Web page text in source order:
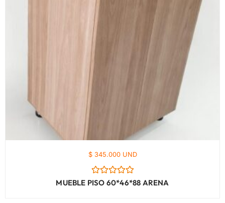
$ 345.000 UND
Valorado
MUEBLE PISO 60*46*88 ARENA